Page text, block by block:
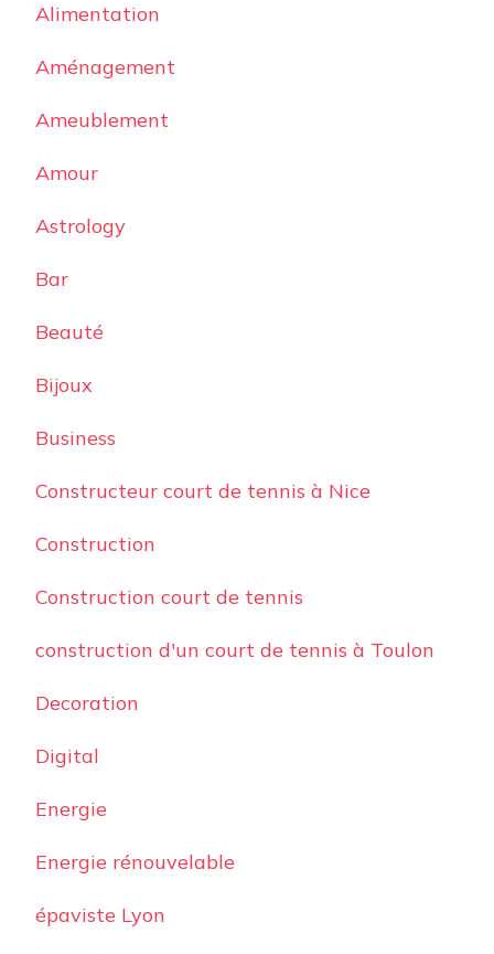
Alimentation
Aménagement
Ameublement
Amour
Astrology
Bar
Beauté
Bijoux
Business
Constructeur court de tennis à Nice
Construction
Construction court de tennis
construction d'un court de tennis à Toulon
Decoration
Digital
Energie
Energie rénouvelable
épaviste Lyon